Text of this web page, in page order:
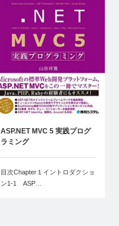
ASP.NET MVC 5 実践プログ
ラミング
目次Chapter１イントロダクショ
ン1-1 ASP…